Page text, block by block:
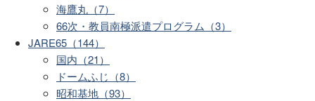
海鷹丸（7）
66次・教員南極派遣プログラム（3）
JARE65（144）
国内（21）
ドームふじ（8）
昭和基地（93）